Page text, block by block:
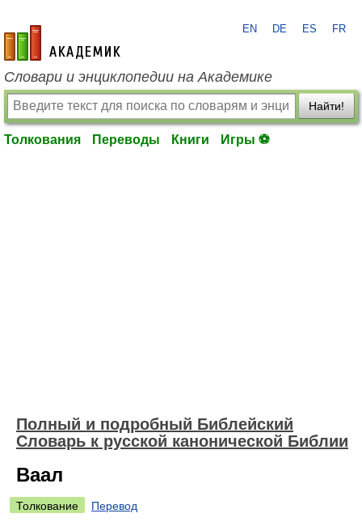
academic.ru
EN DE ES FR
Словари и энциклопедии на Академике
Найти!
Толкования Переводы Книги Игры ⚽
Полный и подробный Библейский
Словарь к русской канонической Библии
Ваал
Толкование
Перевод